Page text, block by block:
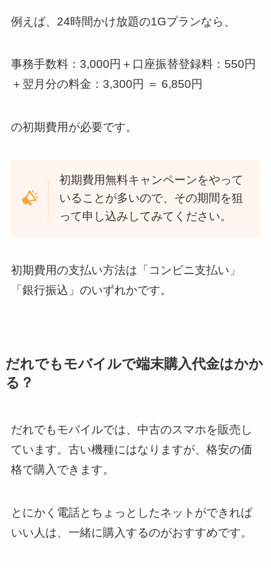
例えば、24時間かけ放題の1Gプランなら、
事務手数料：3,000円＋口座振替登録料：550円
＋翌月分の料金：3,300円 ＝ 6,850円
の初期費用が必要です。
初期費用無料キャンペーンをやって
いることが多いので、その期間を狙
って申し込みしてみてください。
初期費用の支払い方法は「コンビニ支払い」
「銀行振込」のいずれかです。
だれでもモバイルで端末購入代金はかか
る？
だれでもモバイルでは、中古のスマホを販売し
ています。古い機種にはなりますが、格安の価
格で購入できます。
とにかく電話とちょっとしたネットができれば
いい人は、一緒に購入するのがおすすめです。